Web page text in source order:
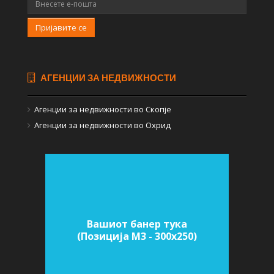
Пријавите се
АГЕНЦИИ ЗА НЕДВИЖНОСТИ
Агенции за недвижности во Скопје
Агенции за недвижности во Охрид
Вашиот банер тука
(Позиција M3 - 300х250)